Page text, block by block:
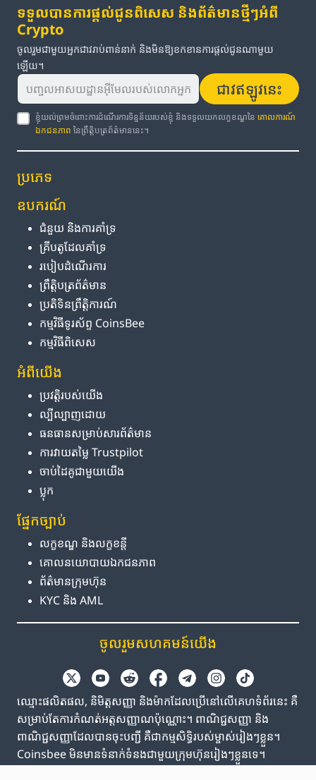
ទទួលបានការផ្តល់ជូនពិសេស និងព័ត៌មានថ្មីៗអំពី
Crypto
ចូលរួមជាមួយអ្នកជាវរាប់ពាន់នាក់ និងមិនឱ្យខកខានការផ្តល់ជូនណាមួយ
ឡើយ។
ជាវឥឡូវនេះ
ខ្ញុំយល់ព្រមចំពោះការដំណើរការទិន្នន័យរបស់ខ្ញុំ និងទទួលយកលក្ខខណ្ឌនៃគោលការណ៍
ឯកជនភាព នៃព្រឹត្តិបត្រព័ត៌មាននេះ។
ប្រភេទ
ឧបករណ៍
ជំនួយ និង​ការ​គាំទ្រ
គ្រីបតូ​ដែល​គាំទ្រ
របៀប​ដំណើរការ
ព្រឹត្តិបត្រ​ព័ត៌មាន
ប្រតិទិន​ព្រឹត្តិការណ៍
កម្មវិធី​ទូរស័ព្ទ CoinsBee
កម្មវិធីពិសេស
អំពី​យើង
ប្រវត្តិ​របស់​យើង
ល្បីល្បាញ​ដោយ
ធនធាន​សម្រាប់​សារព័ត៌មាន
ការ​វាយតម្លៃ Trustpilot
ចាប់ដៃគូ​ជាមួយ​យើង
ប្លុក
ផ្នែក​ច្បាប់
លក្ខខណ្ឌ និង​លក្ខខន្តី
គោលនយោបាយ​ឯកជនភាព
ព័ត៌មាន​ក្រុមហ៊ុន
KYC និង AML
ចូលរួម​សហគមន៍​យើង
ឈ្មោះផលិតផល, និមិត្តសញ្ញា និងម៉ាកដែលប្រើនៅលើគេហទំព័រនេះ គឺ
សម្រាប់តែការកំណត់អត្តសញ្ញាណប៉ុណ្ណោះ។ ពាណិជ្ជសញ្ញា និង
ពាណិជ្ជសញ្ញាដែលបានចុះបញ្ជី គឺជាកម្មសិទ្ធិរបស់ម្ចាស់រៀងៗខ្លួន។
Coinsbee មិនមានទំនាក់ទំនងជាមួយក្រុមហ៊ុនរៀងៗខ្លួនទេ។